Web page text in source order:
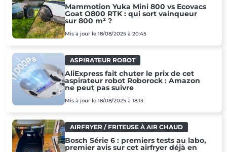
Mammotion Yuka Mini 800 vs Ecovacs
Goat O800 RTK : qui sort vainqueur
sur 800 m² ?
Mis à jour le 18/08/2025 à 20:45
ASPIRATEUR ROBOT
AliExpress fait chuter le prix de cet
aspirateur robot Roborock : Amazon
ne peut pas suivre
Mis à jour le 18/08/2025 à 18:13
AIRFRYER / FRITEUSE À AIR CHAUD
Bosch Série 6 : premiers tests au labo,
premier avis sur cet airfryer déjà en